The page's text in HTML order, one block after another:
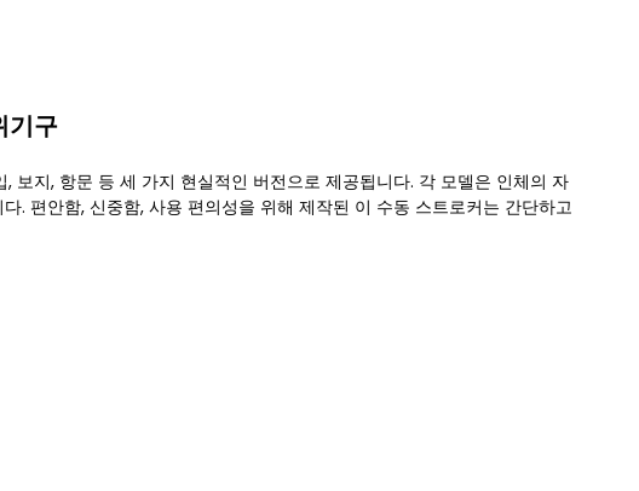
기구
보지, 항문 등 세 가지 현실적인 버전으로 제공됩니다. 각 모델은 인체의 자
. 편안함, 신중함, 사용 편의성을 위해 제작된 이 수동 스트로커는 간단하고